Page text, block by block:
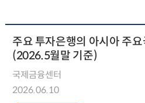
주요 투자은행의 아시아 주
(2026.5월말 기준)
국제금융센터
2026.06.10